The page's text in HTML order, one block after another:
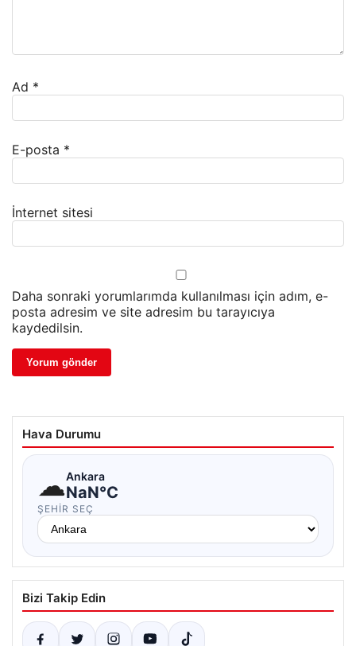
Ad *
E-posta *
İnternet sitesi
Daha sonraki yorumlarımda kullanılması için adım, e-
posta adresim ve site adresim bu tarayıcıya
kaydedilsin.
Hava Durumu
☁Ankara
NaN°C
ŞEHIR SEÇ
Bizi Takip Edin